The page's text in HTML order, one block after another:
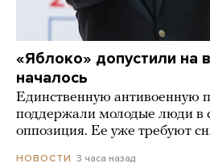
«Яблоко» допустили на
началось
Единственную антивоенную
поддержали молодые люди в
оппозиция. Ее уже требуют
НОВОСТИ 3 часа назад